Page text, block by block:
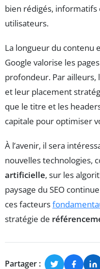
bien rédigés, informatifs
utilisateurs.
La longueur du contenu
Google valorise les
profondeur. Par ailleurs,
et leur placement
que le titre et les
capitale pour optimiser
À l’avenir, il sera
nouvelles technologies,
artificielle, sur les
paysage du SEO
ces facteurs
stratégie de
Partager :